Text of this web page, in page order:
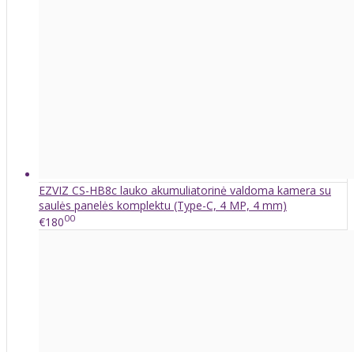
EZVIZ CS-HB8c lauko akumuliatorinė valdoma kamera su
saulės panelės komplektu (Type-C, 4 MP, 4 mm)
€18000